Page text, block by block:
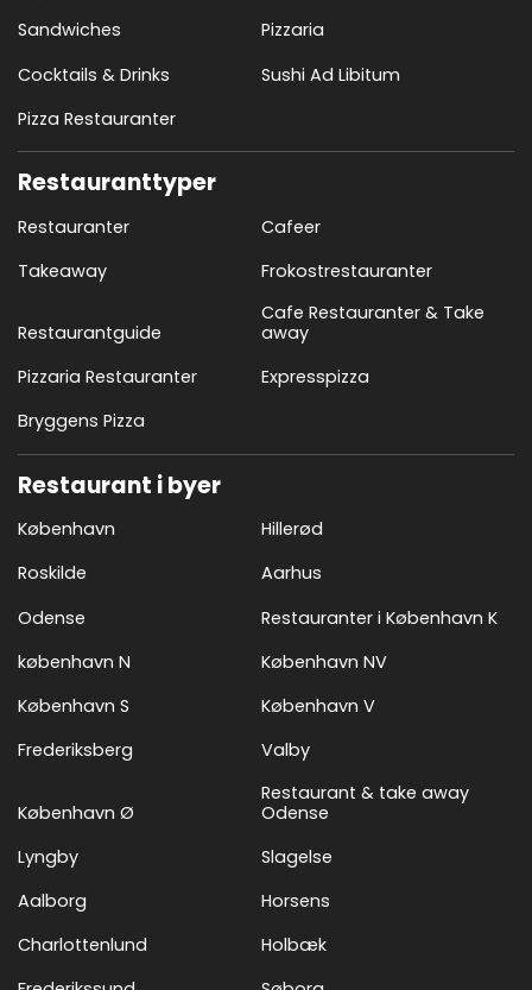
Sandwiches
Pizzaria
Cocktails & Drinks
Sushi Ad Libitum
Pizza Restauranter
Restauranttyper
Restauranter
Cafeer
Takeaway
Frokostrestauranter
Restaurantguide
Cafe Restauranter & Take
away
Pizzaria Restauranter
Expresspizza
Bryggens Pizza
Restaurant i byer
København
Hillerød
Roskilde
Aarhus
Odense
Restauranter i København K
københavn N
København NV
København S
København V
Frederiksberg
Valby
København Ø
Restaurant & take away
Odense
Lyngby
Slagelse
Aalborg
Horsens
Charlottenlund
Holbæk